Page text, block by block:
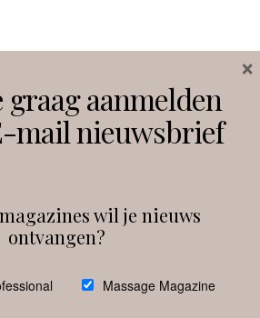
Facebook
aanmelden
mail nieuwsbrief
wil je nieuws
ontvangen?
Massage Magazine
×